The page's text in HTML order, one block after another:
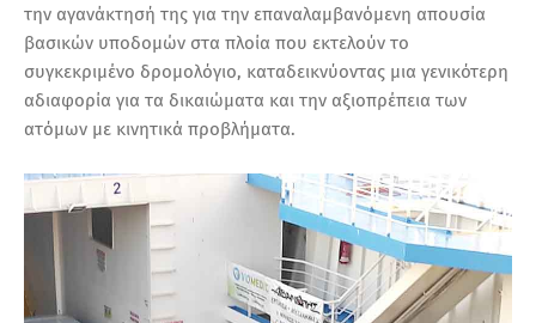
την αγανάκτησή της για την επαναλαμβανόμενη απουσία
βασικών υποδομών στα πλοία που εκτελούν το
συγκεκριμένο δρομολόγιο, καταδεικνύοντας μια γενικότερη
αδιαφορία για τα δικαιώματα και την αξιοπρέπεια των
ατόμων με κινητικά προβλήματα.